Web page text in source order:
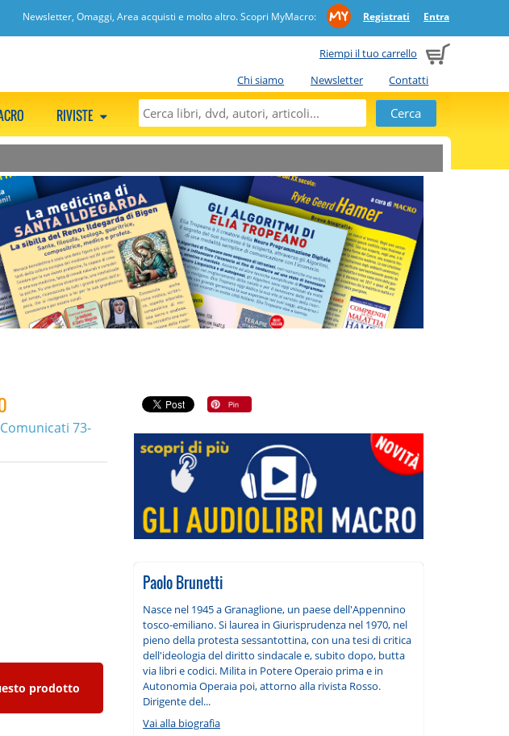
Newsletter, Omaggi, Area acquisti e molto altro. Scopri MyMacro: Registrati Entra
Riempi il tuo carrello
Chi siamo
Newsletter Contatti
RIVISTE
73-
prodotto
Paolo Brunetti
Nasce nel 1945 a Granaglione, un paese dell'Appennino
tosco-emiliano. Si laurea in Giurisprudenza nel 1970, nel
pieno della protesta sessantottina, con una tesi di critica
dell'ideologia del diritto sindacale e, subito dopo, butta
via libri e codici. Milita in Potere Operaio prima e in
Autonomia Operaia poi, attorno alla rivista Rosso.
Dirigente del...
Vai alla biografia